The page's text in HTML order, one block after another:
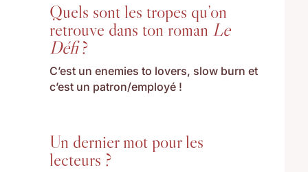
Quels sont les tropes qu’on
retrouve dans ton roman Le
Défi?
C’est un enemies to lovers, slow burn et
c’est un patron/employé !
Un dernier mot pour les
lecteurs ?